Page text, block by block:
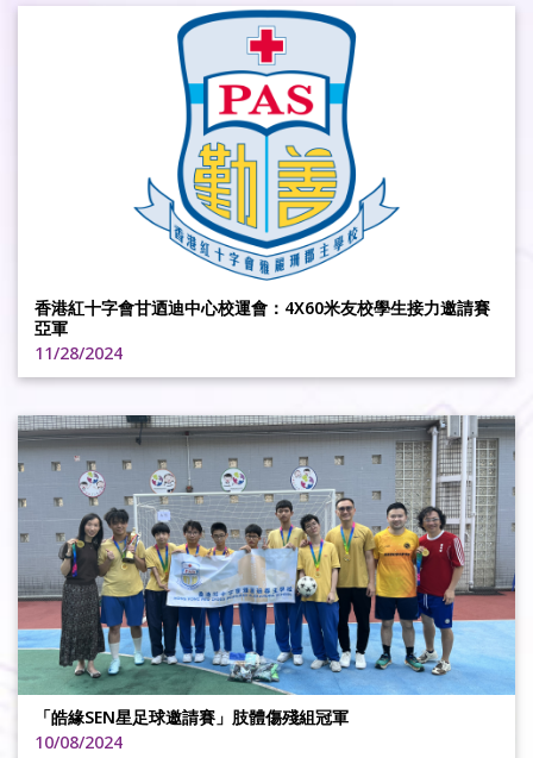
香港紅十字會甘迺迪中心校運會：4X60米友校學生接力邀請賽
亞軍
11/28/2024
「皓緣SEN星足球邀請賽」肢體傷殘組冠軍
10/08/2024